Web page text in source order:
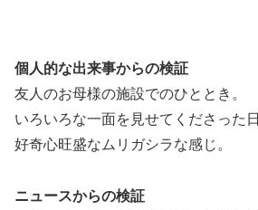
個人的な出来事からの検証
友人のお母様の施設でのひととき。
いろいろな一面を見せてくださった日
好奇心旺盛なムリガシラな感じ。
ニュースからの検証